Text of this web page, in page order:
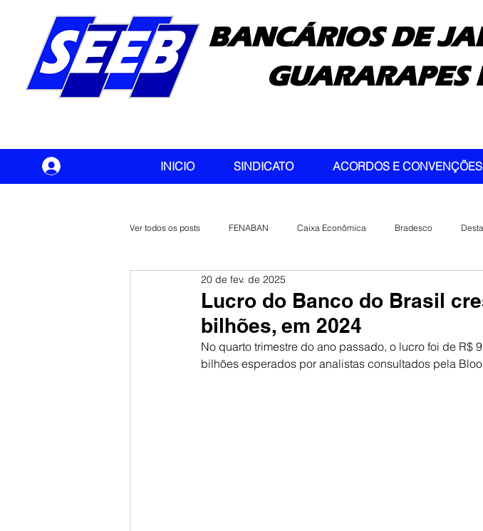
BANCÁRIOS DE
GUARARAPES
INICIO SINDICATO ACORDOS E CONVENÇÕES
Ver todos os posts FENABAN Caixa Econômica Bradesco
Banco do Brasil CONTEC
Lucro do Banco do Brasil
bilhões, em 2024
20 de fev. de 2025
No quarto trimestre do ano passado, o lucro foi de R$
bilhões esperados por analistas consultados pela